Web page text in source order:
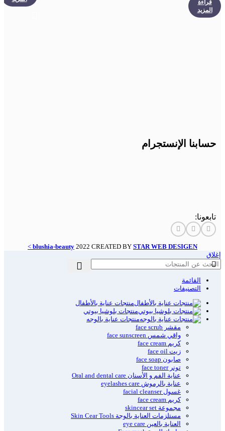
قراءة
المزيد
حسابنا الإنستجرام
تابعونا:
blushia-beauty 2022 CREATED BY STAR WEB DESIGEN
>
إغلاق
القائمة
التصنيفات
منتجات عناية بالأطفال
منتجات بلوشيا بيوتي
منتجات عناية بالوجه
مقشر face scrub
واقي شمس face sunscreen
كريم face cream
زيت face oil
صابون face soap
تونر face toner
عناية الفم و الأسنان Oral and dental care
عناية بالرموش eyelashes care
غسول facial cleanser
كريم face cream
مجموعة skincear set
مستلزمات العناية بالوجة Skin Cear Tools
العناية بالعين eye care